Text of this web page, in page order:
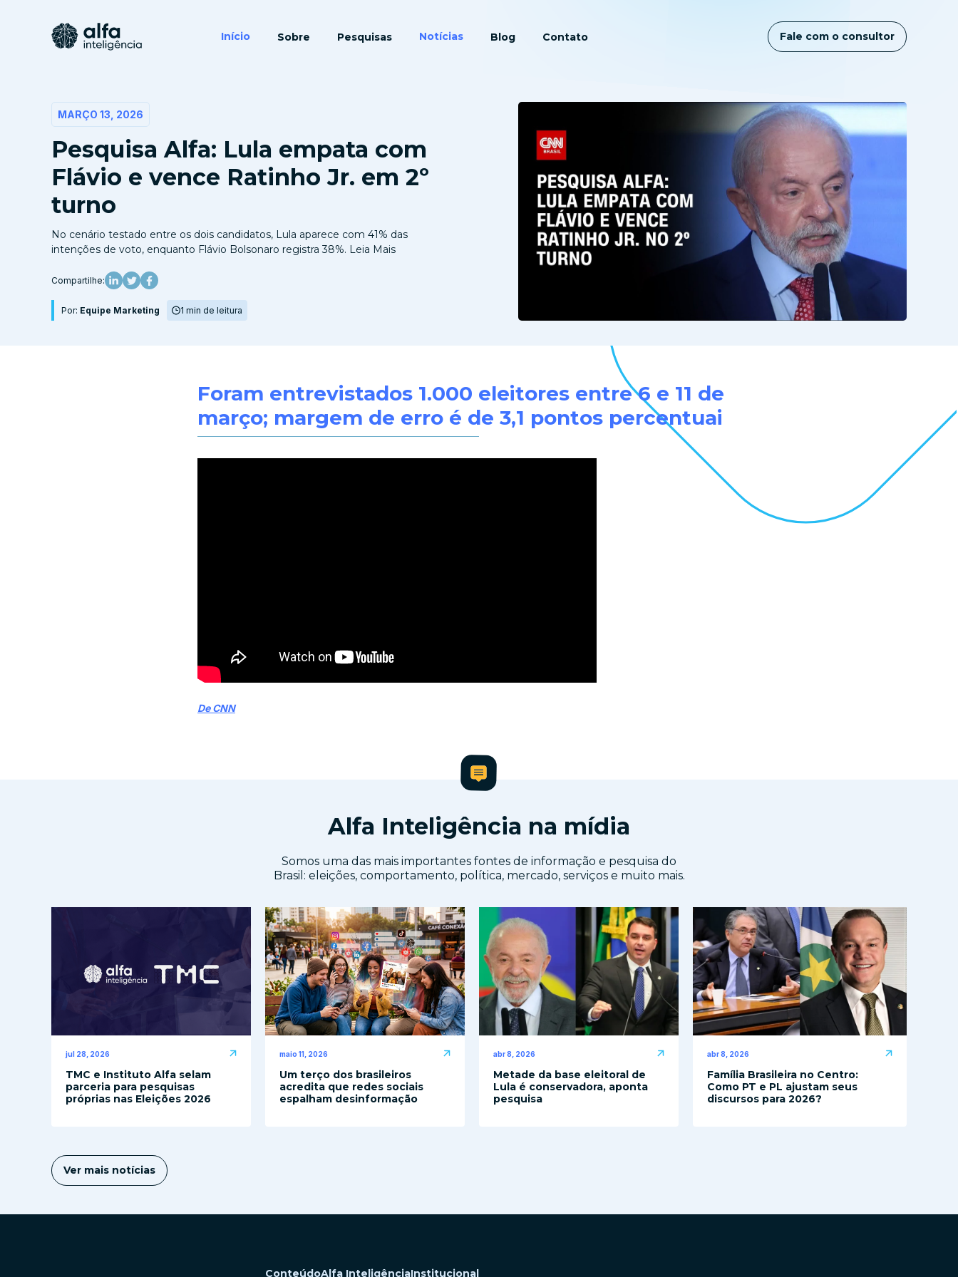
Início Sobre Pesquisas Notícias Blog Contato Fale com o consultor
MARÇO 13, 2026
Pesquisa Alfa: Lula empata com
Flávio e vence Ratinho Jr. em 2º
turno
No cenário testado entre os dois candidatos, Lula aparece com 41% das
intenções de voto, enquanto Flávio Bolsonaro registra 38%. Leia Mais
Compartilhe:
Por: Equipe Marketing 1 min de leitura
Foram entrevistados 1.000 eleitores entre 6 e 11 de
março; margem de erro é de 3,1 pontos percentuai
De CNN
Alfa Inteligência na mídia
Somos uma das mais importantes fontes de informação e pesquisa do
Brasil: eleições, comportamento, política, mercado, serviços e muito mais.
jul 28, 2026
TMC e Instituto Alfa selam
parceria para pesquisas
próprias nas Eleições 2026
maio 11, 2026
Um terço dos brasileiros
acredita que redes sociais
espalham desinformação
abr 8, 2026
Metade da base eleitoral de
Lula é conservadora, aponta
pesquisa
abr 8, 2026
Família Brasileira no Centro:
Como PT e PL ajustam seus
discursos para 2026?
Ver mais notícias
ConteúdoAlfa InteligênciaInstitucional